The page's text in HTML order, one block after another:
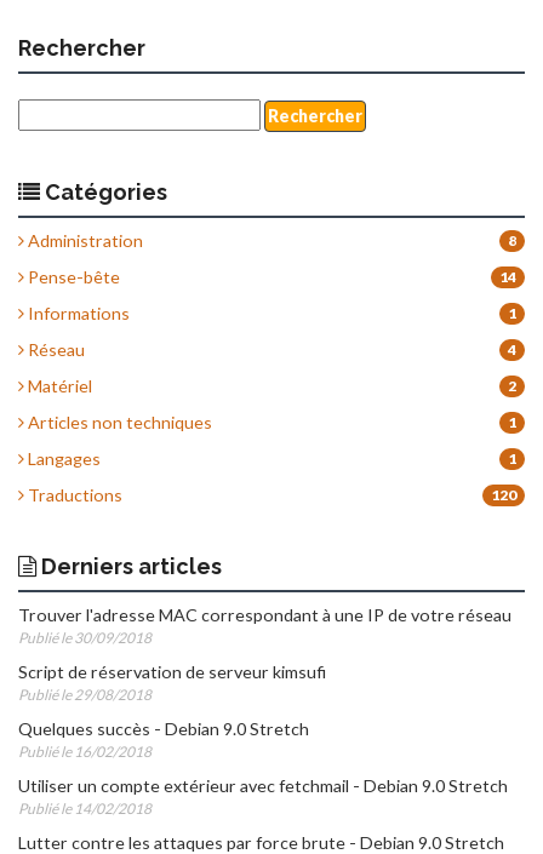
Rechercher
Catégories
Administration 8
Pense-bête 14
Informations 1
Réseau 4
Matériel 2
Articles non techniques 1
Langages 1
Traductions 120
Derniers articles
Trouver l'adresse MAC correspondant à une IP de votre réseau
Publié le 30/09/2018
Script de réservation de serveur kimsufi
Publié le 29/08/2018
Quelques succès - Debian 9.0 Stretch
Publié le 16/02/2018
Utiliser un compte extérieur avec fetchmail - Debian 9.0 Stretch
Publié le 14/02/2018
Lutter contre les attaques par force brute - Debian 9.0 Stretch